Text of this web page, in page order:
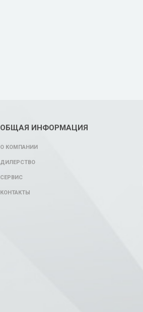
ОБЩАЯ ИНФОРМАЦИЯ
О КОМПАНИИ
ДИЛЕРСТВО
СЕРВИС
КОНТАКТЫ